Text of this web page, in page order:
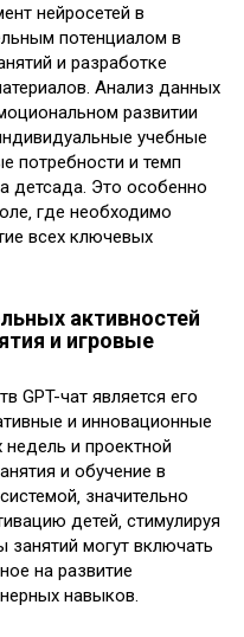
нейросетей в
потенциалом в
и разработке
Анализ данных
развитии
учебные
потребности и темп
детсада. Это особенно
где необходимо
всех ключевых
активностей
и игровые
GPT-чат является его
и инновационные
недель и проектной
и обучение в
значительно
детей‚ стимулируя
занятий могут включать
на развитие
навыков.